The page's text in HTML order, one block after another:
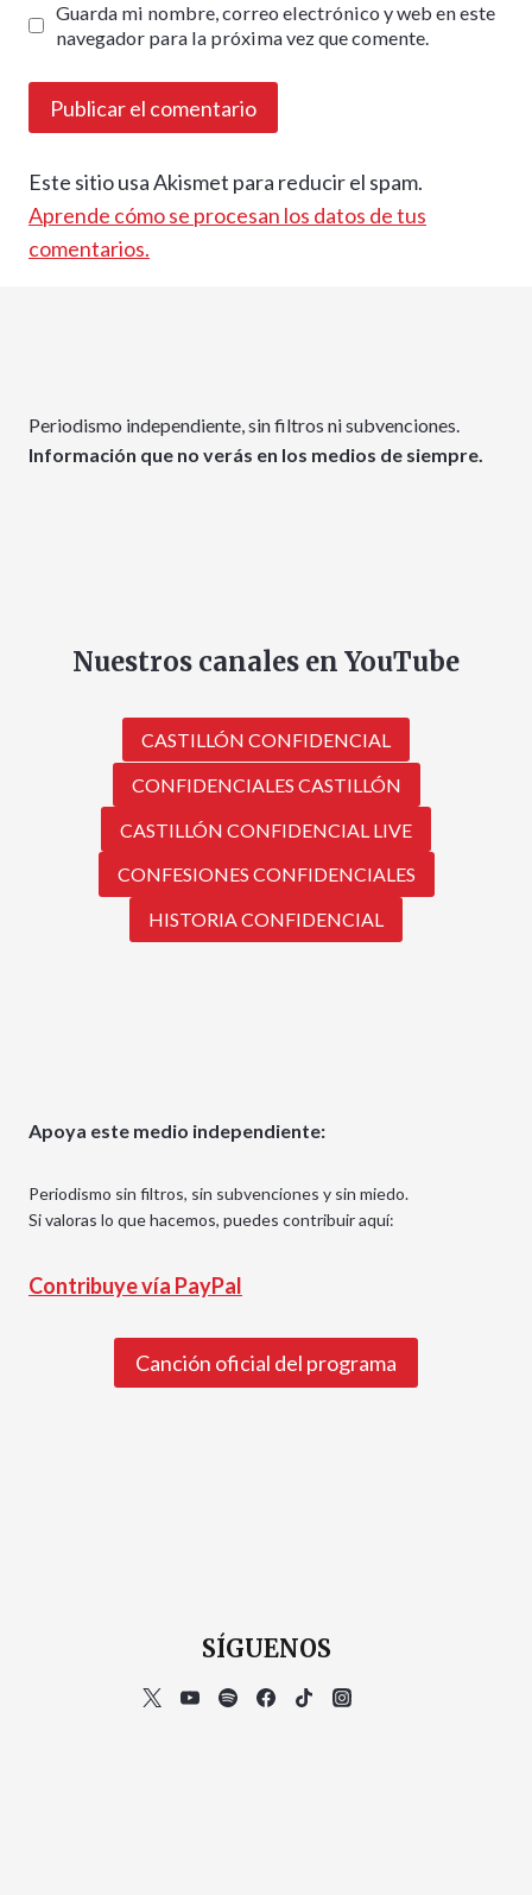
Guarda mi nombre, correo electrónico y web en este
navegador para la próxima vez que comente.
Este sitio usa Akismet para reducir el spam.
Aprende cómo se procesan los datos de tus
comentarios.
Periodismo independiente, sin filtros ni subvenciones.
Información que no verás en los medios de siempre.
Nuestros canales en YouTube
CASTILLÓN CONFIDENCIAL
CONFIDENCIALES CASTILLÓN
CASTILLÓN CONFIDENCIAL LIVE
CONFESIONES CONFIDENCIALES
HISTORIA CONFIDENCIAL
Apoya este medio independiente:
Periodismo sin filtros, sin subvenciones y sin miedo.
Si valoras lo que hacemos, puedes contribuir aquí:
Contribuye vía PayPal
Canción oficial del programa
SÍGUENOS